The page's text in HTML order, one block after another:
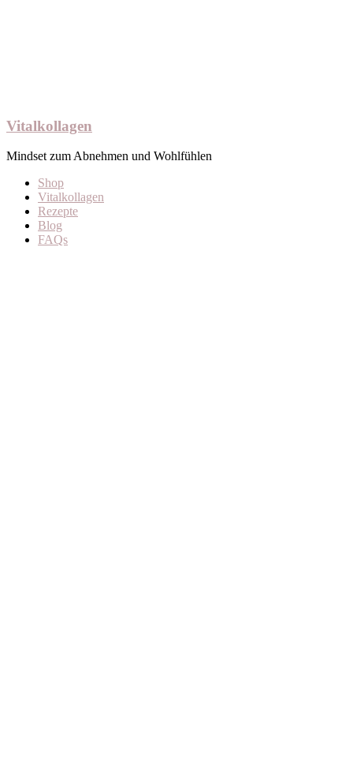
Vitalkollagen
Mindset zum Abnehmen und Wohlfühlen
Shop
Vitalkollagen
Rezepte
Blog
FAQs